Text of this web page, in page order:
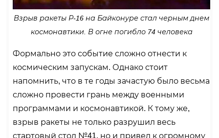
Взрыв ракеты Р-16 на Байконуре стал черным днем
космонавтики. В огне погибло 74 человека
Формально это событие сложно отнести к
космическим запускам. Однако стоит
напомнить, что в те годы зачастую было весьма
сложно провести грань между военными
программами и космонавтикой. К тому же,
взрыв ракеты не только разрушил весь
стартовый стол №41, но и привел к огромному